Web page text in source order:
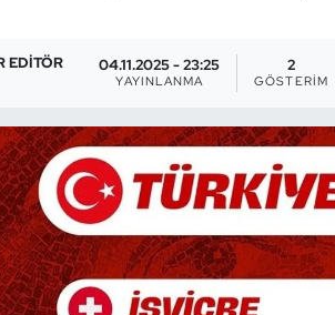
EDITÖR 04.11.2025 - 23:25
YAYINLANMA
2
GÖSTERIM